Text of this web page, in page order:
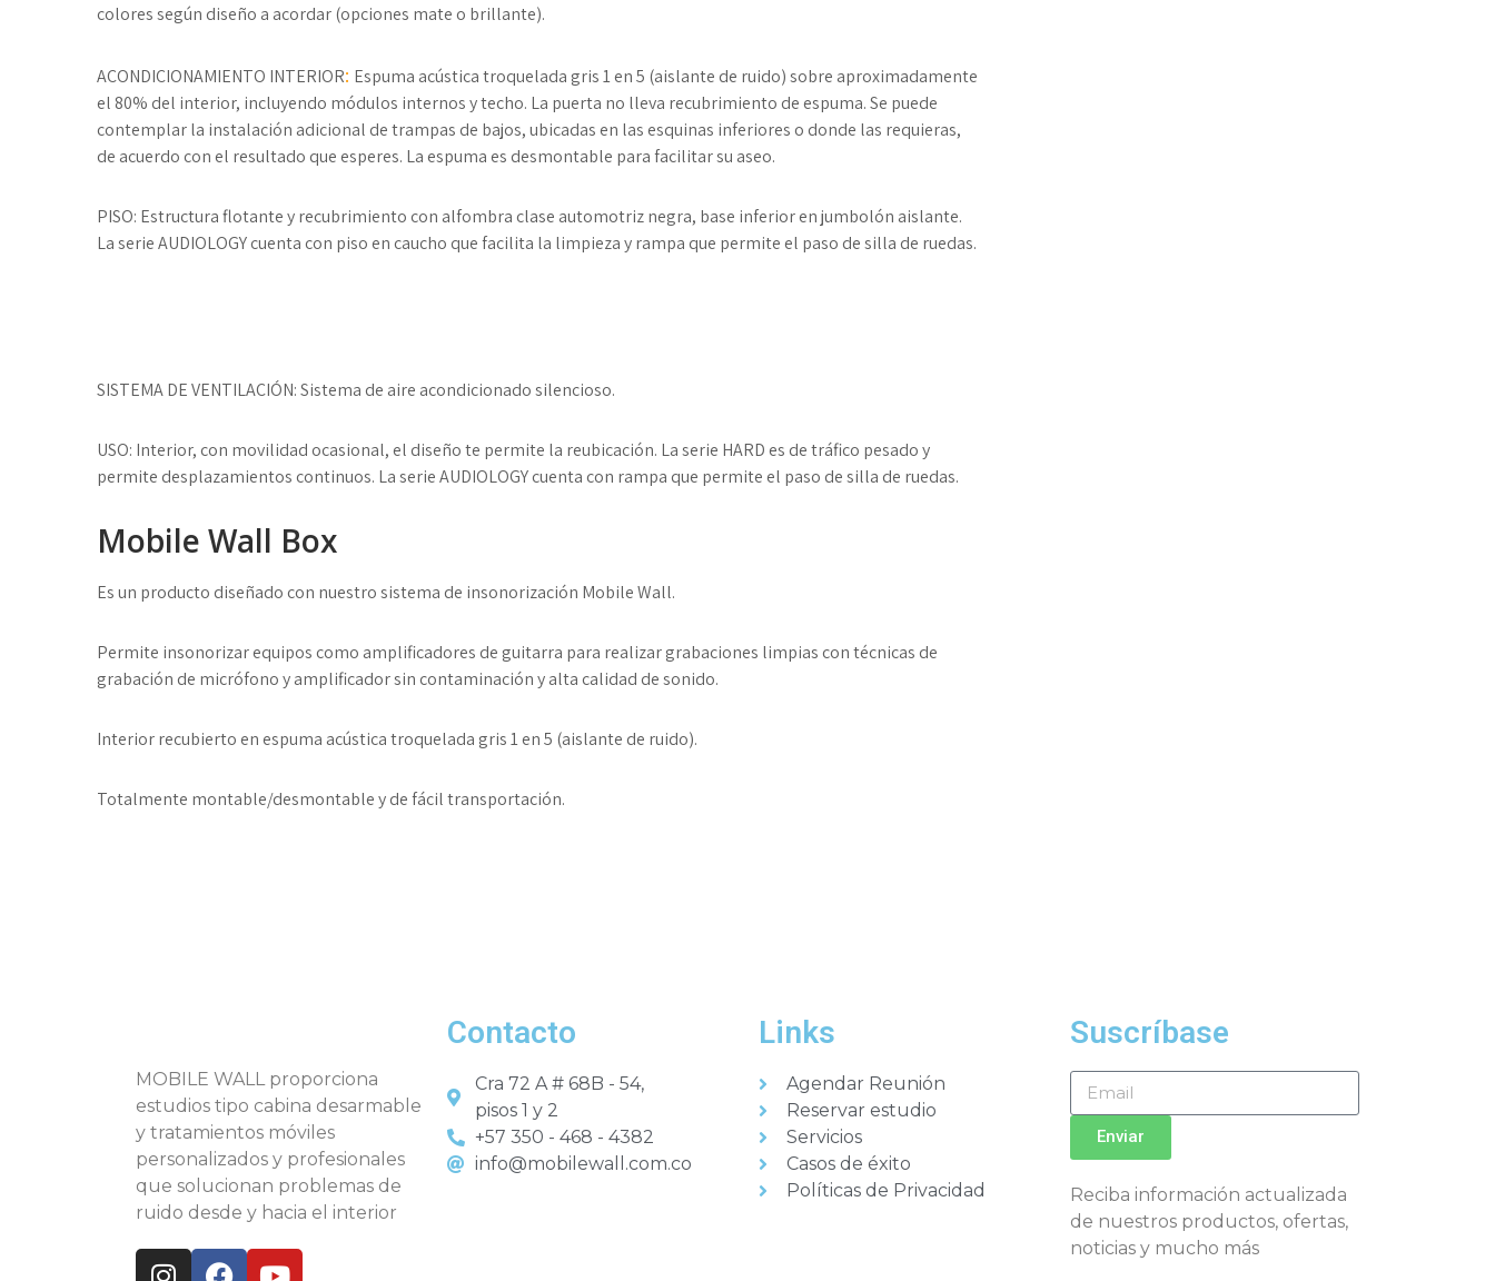
colores según diseño a acordar (opciones mate o brillante).
ACONDICIONAMIENTO INTERIOR: Espuma acústica troquelada gris 1 en 5 (aislante de ruido) sobre aproximadamente
el 80% del interior, incluyendo módulos internos y techo. La puerta no lleva recubrimiento de espuma. Se puede
contemplar la instalación adicional de trampas de bajos, ubicadas en las esquinas inferiores o donde las requieras,
de acuerdo con el resultado que esperes. La espuma es desmontable para facilitar su aseo.
PISO: Estructura flotante y recubrimiento con alfombra clase automotriz negra, base inferior en jumbolón aislante.
La serie AUDIOLOGY cuenta con piso en caucho que facilita la limpieza y rampa que permite el paso de silla de ruedas.
SISTEMA DE VENTILACIÓN: Sistema de aire acondicionado silencioso.
USO: Interior, con movilidad ocasional, el diseño te permite la reubicación. La serie HARD es de tráfico pesado y
permite desplazamientos continuos. La serie AUDIOLOGY cuenta con rampa que permite el paso de silla de ruedas.
Mobile Wall Box
Es un producto diseñado con nuestro sistema de insonorización Mobile Wall.
Permite insonorizar equipos como amplificadores de guitarra para realizar grabaciones limpias con técnicas de
grabación de micrófono y amplificador sin contaminación y alta calidad de sonido.
Interior recubierto en espuma acústica troquelada gris 1 en 5 (aislante de ruido).
Totalmente montable/desmontable y de fácil transportación.
MOBILE WALL proporciona
estudios tipo cabina desarmable
y tratamientos móviles
personalizados y profesionales
que solucionan problemas de
ruido desde y hacia el interior
Contacto
Cra 72 A # 68B - 54,
pisos 1 y 2
+57 350 - 468 - 4382
info@mobilewall.com.co
Links
Agendar Reunión
Reservar estudio
Servicios
Casos de éxito
Políticas de Privacidad
Suscríbase
Enviar
Reciba información actualizada
de nuestros productos, ofertas,
noticias y mucho más